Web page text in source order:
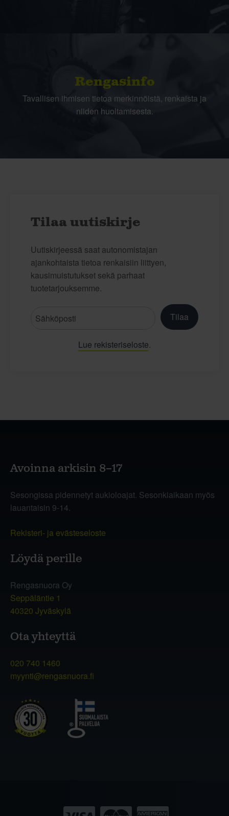
Rengasinfo
Tavallisen ihmisen tietoa merkinnöistä, renkaista ja
niiden huoltamisesta.
Tilaa uutiskirje
Uutiskirjeessä saat autonomistajan
ajankohtaista tietoa renkaisiin liittyen,
kausimuistutukset sekä parhaat
tuotetarjouksemme.
Tilaa
Lue rekisteriseloste.
Avoinna arkisin 8–17
Sesongissa pidennetyt aukioloajat. Sesonkiaikaan myös
lauantaisin 9-14.
Rekisteri- ja evästeseloste
Löydä perille
Rengasnuora Oy
Seppäläntie 1
40320 Jyväskylä
Ota yhteyttä
020 740 1460
myynti@rengasnuora.fi